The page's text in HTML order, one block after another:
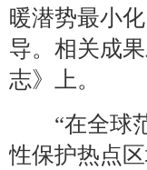
暖潜势最小
导。相关成
志》上。
“在全球范
性保护热点